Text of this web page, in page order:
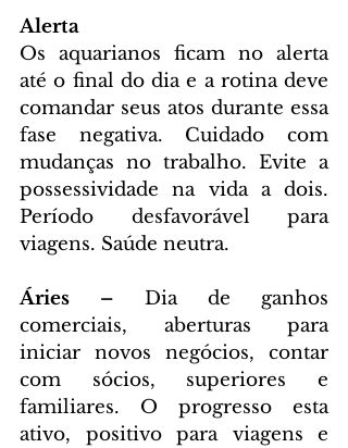
Alerta
Os aquarianos ficam no alerta
até o final do dia e a rotina deve
comandar seus atos durante essa
fase negativa. Cuidado com
mudanças no trabalho. Evite a
possessividade na vida a dois.
Período desfavorável para
viagens. Saúde neutra.
Áries – Dia de ganhos
comerciais, aberturas para
iniciar novos negócios, contar
com sócios, superiores e
familiares. O progresso esta
ativo, positivo para viagens e